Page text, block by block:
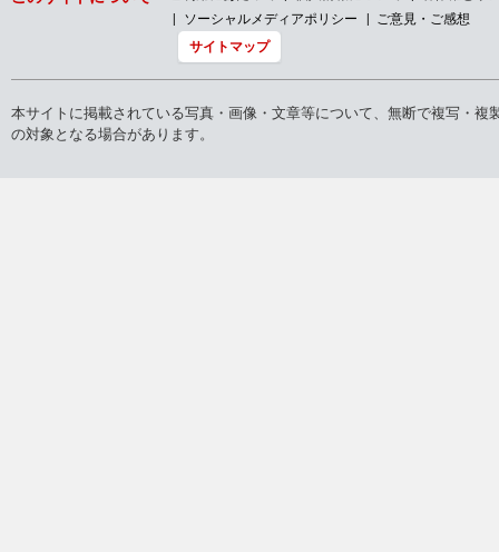
ソーシャルメディアポリシー
ご意見・ご感想
サイトマップ
本サイトに掲載されている写真・画像・文章等について、無断で複写・
の対象となる場合があります。